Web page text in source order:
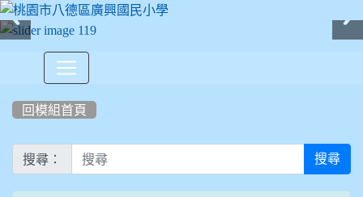
回模組首頁
搜尋： 搜尋